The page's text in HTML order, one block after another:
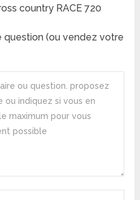
country RACE 720
question (ou vendez votre